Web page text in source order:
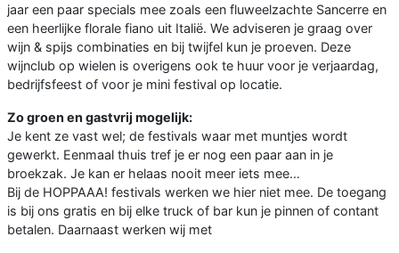
jaar een paar specials mee zoals een fluweelzachte Sancerre en
een heerlijke florale fiano uit Italië. We adviseren je graag over
wijn & spijs combinaties en bij twijfel kun je proeven. Deze
wijnclub op wielen is overigens ook te huur voor je verjaardag,
bedrijfsfeest of voor je mini festival op locatie.
Zo groen en gastvrij mogelijk:
Je kent ze vast wel; de festivals waar met muntjes wordt
gewerkt. Eenmaal thuis tref je er nog een paar aan in je
broekzak. Je kan er helaas nooit meer iets mee…
Bij de HOPPAAA! festivals werken we hier niet mee. De toegang
is bij ons gratis en bij elke truck of bar kun je pinnen of contant
betalen. Daarnaast werken wij met